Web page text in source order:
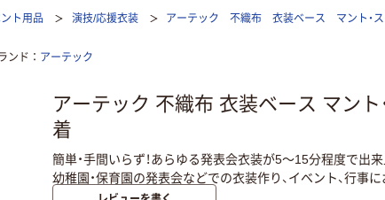
ト用品 演技/応援衣装 アーテック 不織布 衣装ベース マント・ス
ンド アーテック
アーテック 不織布 衣装ベース マント
着
簡単・手間いらず！あらゆる発表会衣装が5～15分程度で出来
幼稚園・保育園の発表会などでの衣装作り、イベント、行事に